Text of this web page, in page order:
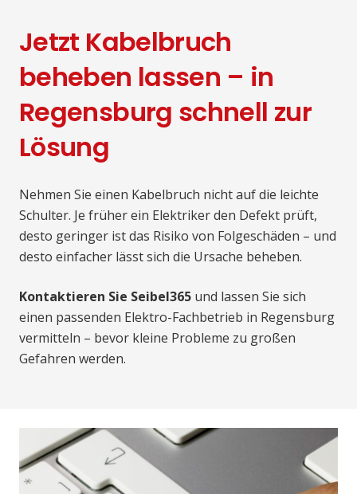
Jetzt Kabelbruch
beheben lassen – in
Regensburg schnell zur
Lösung
Nehmen Sie einen Kabelbruch nicht auf die leichte
Schulter. Je früher ein Elektriker den Defekt prüft,
desto geringer ist das Risiko von Folgeschäden – und
desto einfacher lässt sich die Ursache beheben.
Kontaktieren Sie Seibel365 und lassen Sie sich
einen passenden Elektro-Fachbetrieb in Regensburg
vermitteln – bevor kleine Probleme zu großen
Gefahren werden.